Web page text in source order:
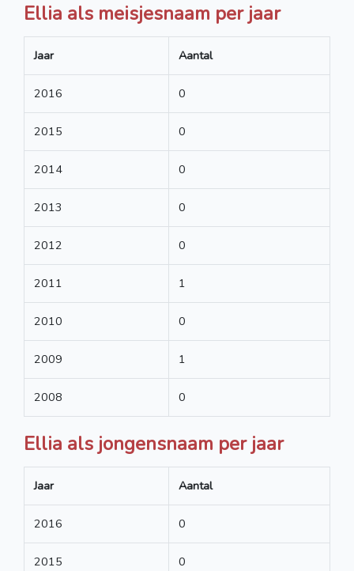
Ellia als meisjesnaam per jaar
Jaar Aantal
2016 0
2015 0
2014 0
2013 0
2012 0
2011 1
2010 0
2009 1
2008 0
Ellia als jongensnaam per jaar
Jaar Aantal
2016 0
2015 0